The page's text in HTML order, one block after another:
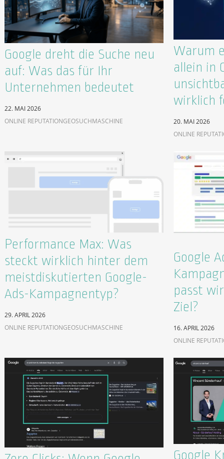
Google dreht die Suche neu
auf: Was das für Ihr
Unternehmen bedeutet
22. MAI 2026
ONLINE REPUTATIONGEOSUCHMASCHINE
Warum
allein in
wirklich
20. MAI 2026
ONLINE
Performance Max: Was
steckt wirklich hinter dem
meistdiskutierten Google-
Ads-Kampagnentyp?
29. APRIL 2026
ONLINE REPUTATIONGEOSUCHMASCHINE
Google
passt
Ziel?
16. APRIL 2026
ONLINE
Google